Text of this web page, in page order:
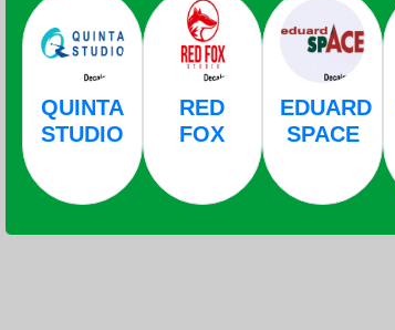
QUINTA
STUDIO
RED
FOX
EDUARD
SPACE